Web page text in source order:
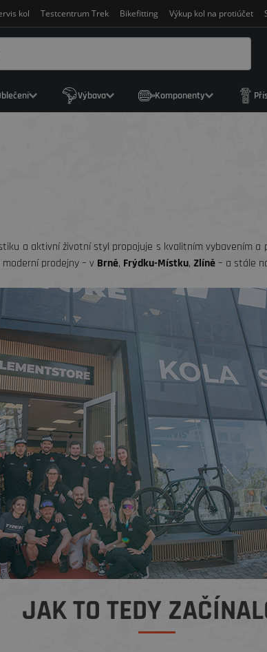
kol Testcentrum Trek Bikefitting Výkup kol na protiúčet
Výbava Komponenty
a aktivní životní styl propojuje s kvalitním vybavením
prodejny – v Brně, Frýdku-Místku, Zlíně– a stále
JAK TO TEDY